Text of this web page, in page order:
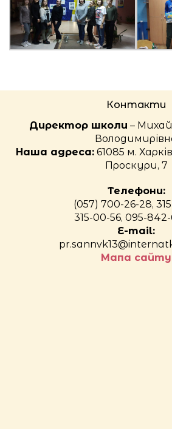
Контакти
Директор школи –
Наша адреса:61085 м.
Проскури, 7
Телефони:
(057) 700-26-28,
315-00-56, 095-
E-mail:
Мапа сайту